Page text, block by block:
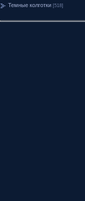
Темные колготки [518]